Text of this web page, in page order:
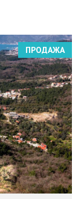
ПРОДАЖА